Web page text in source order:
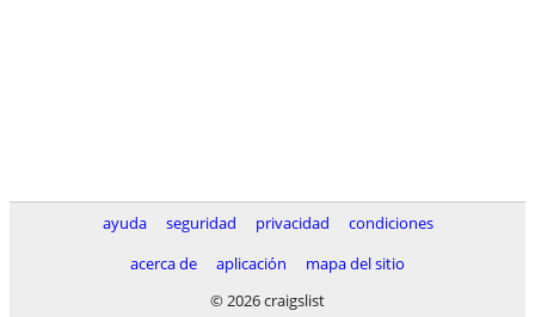
ayuda seguridad privacidad
condiciones
acerca de
aplicación
mapa del sitio
© 2026 craigslist